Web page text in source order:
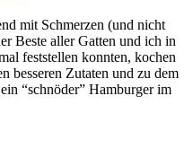
mit Schmerzen (und nicht
Beste aller Gatten und ich in
feststellen konnten, kochen
besseren Zutaten und zu dem
“schnöder” Hamburger im